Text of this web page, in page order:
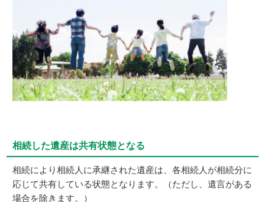
相続した遺産は共有状態となる
相続により相続人に承継された遺産は、各相続人が相続分に
応じて共有している状態となります。（ただし、遺言がある
場合を除きます。）